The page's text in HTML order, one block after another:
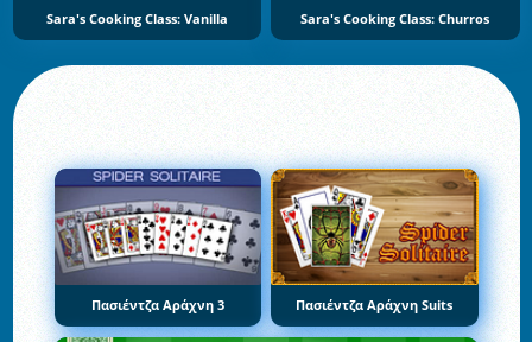
Sara's Cooking Class: Vanilla Sara's Cooking Class: Churros
Πασιέντζα Αράχνη 3 Πασιέντζα Αράχνη Suits